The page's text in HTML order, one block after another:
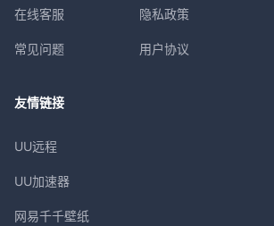
在线客服
常见问题
隐私政策
用户协议
友情链接
UU远程
UU加速器
网易千千壁纸